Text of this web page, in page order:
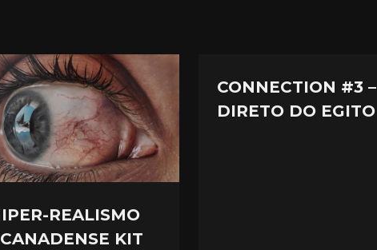
REALISMO
KIT
CONNECTION #3 –
DIRETO DO EGITO